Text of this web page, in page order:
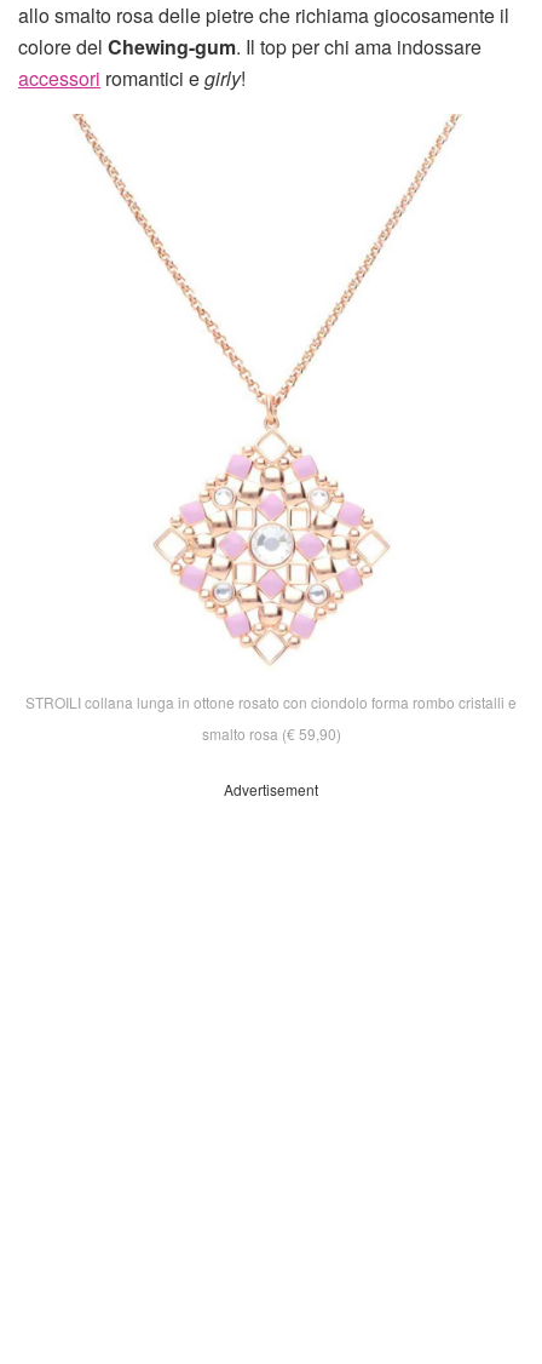
allo smalto rosa delle pietre che richiama giocosamente il
colore del Chewing-gum. Il top per chi ama indossare
accessori romantici egirly!
STROILI collana lunga in ottone rosato con ciondolo forma rombo cristalli e
smalto rosa (€ 59,90)
Advertisement